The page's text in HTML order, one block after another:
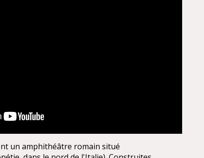
un amphithéâtre romain situé